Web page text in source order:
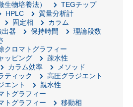
生物培養法）
TEGチップ
HPLC
質量分析計
固定相
カラム
出器
保持時間
理論段数
クロマトグラフィー
ッピング
疎水性
カラム効率
メソッド
ティック
高圧グラジエント
エント
親水性
トグラフィー
トグラフィー
移動相